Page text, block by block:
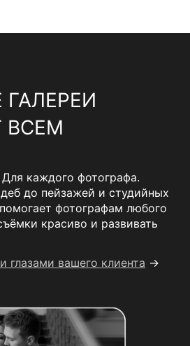
ВСЕМ
каждого фотографа.
до пейзажей и студийных
фотографам любого
красиво и развивать
глазами вашего клиента →